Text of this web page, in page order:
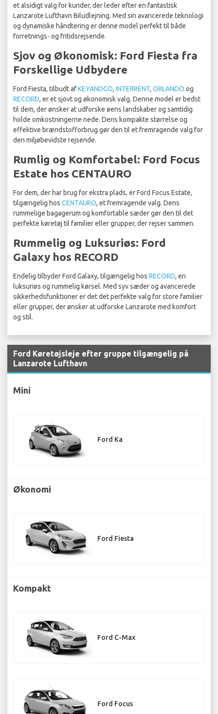
et alsidigt valg for kunder, der leder efter en fantastisk
Lanzarote Lufthavn Biludlejning. Med sin avancerede teknologi
og dynamiske håndtering er denne model perfekt til både
forretnings- og fritidsrejsende.
Sjov og Økonomisk: Ford Fiesta fra
Forskellige Udbydere
Ford Fiesta, tilbudt afKEYANDGO, INTERRENT, ORLANDO og
RECORD, er et sjovt og økonomisk valg. Denne model er bedst
til dem, der ønsker at udforske øens landskaber og samtidig
holde omkostningerne nede. Dens kompakte størrelse og
effektive brændstofforbrug gør den til et fremragende valg for
den miljøbevidste rejsende.
Rumlig og Komfortabel: Ford Focus
Estate hos CENTAURO
For dem, der har brug for ekstra plads, er Ford Focus Estate,
tilgængelig hos CENTAURO, et fremragende valg. Dens
rummelige bagagerum og komfortable sæder gør den til det
perfekte køretøj til familier eller grupper, der rejser sammen.
Rummelig og Luksuriøs: Ford
Galaxy hos RECORD
Endelig tilbyder Ford Galaxy, tilgængelig hos RECORD, en
luksuriøs og rummelig kørsel. Med syv sæder og avancerede
sikkerhedsfunktioner er det det perfekte valg for store familier
eller grupper, der ønsker at udforske Lanzarote med komfort
og stil.
Ford Køretøjsleje efter gruppe tilgængelig på
Lanzarote Lufthavn
Mini
Ford Ka
Økonomi
Ford Fiesta
Kompakt
Ford C-Max
Ford Focus